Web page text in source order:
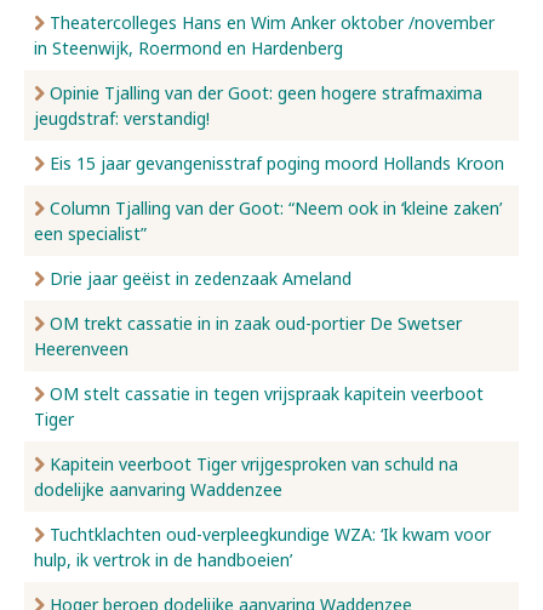
Nieuws
Over ons
Contact
Theatercolleges Hans en Wim Anker oktober /november
in Steenwijk, Roermond en Hardenberg
Opinie Tjalling van der Goot: geen hogere strafmaxima
jeugdstraf: verstandig!
Eis 15 jaar gevangenisstraf poging moord Hollands Kroon
Column Tjalling van der Goot: “Neem ook in ‘kleine zaken’
een specialist”
Drie jaar geëist in zedenzaak Ameland
OM trekt cassatie in in zaak oud-portier De Swetser
Heerenveen
OM stelt cassatie in tegen vrijspraak kapitein veerboot
Tiger
Kapitein veerboot Tiger vrijgesproken van schuld na
dodelijke aanvaring Waddenzee
Tuchtklachten oud-verpleegkundige WZA: ‘Ik kwam voor
hulp, ik vertrok in de handboeien’
Hoger beroep dodelijke aanvaring Waddenzee